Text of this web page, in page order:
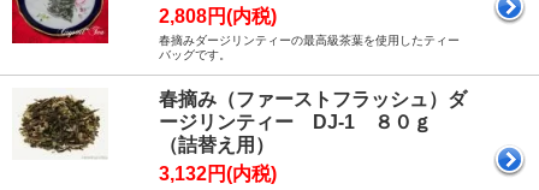
2,808円(内税)
春摘みダージリンティーの最高級茶葉を使用したティー
バッグです。
春摘み（ファーストフラッシュ）ダ
ージリンティー DJ-1 ８０ｇ
（詰替え用）
3,132円(内税)